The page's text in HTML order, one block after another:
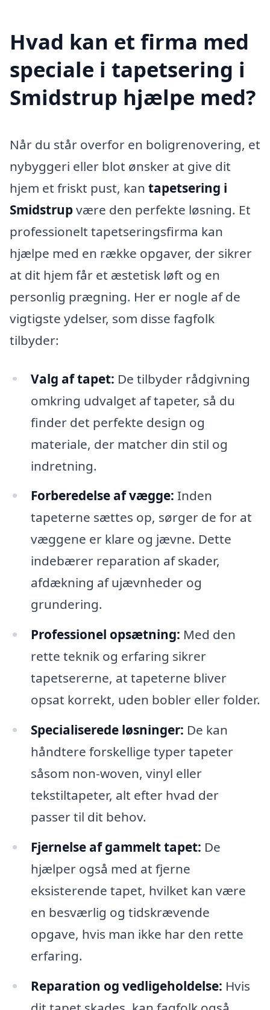
Hvad kan et firma med
speciale i tapetsering i
Smidstrup hjælpe med?
Når du står overfor en boligrenovering, et
nybyggeri eller blot ønsker at give dit
hjem et friskt pust, kan tapetsering i
Smidstrupvære den perfekte løsning. Et
professionelt tapetseringsfirma kan
hjælpe med en række opgaver, der sikrer
at dit hjem får et æstetisk løft og en
personlig prægning. Her er nogle af de
vigtigste ydelser, som disse fagfolk
tilbyder:
Valg af tapet: De tilbyder rådgivning
omkring udvalget af tapeter, så du
finder det perfekte design og
materiale, der matcher din stil og
indretning.
Forberedelse af vægge: Inden
tapeterne sættes op, sørger de for at
væggene er klare og jævne. Dette
indebærer reparation af skader,
afdækning af ujævnheder og
grundering.
Professionel opsætning: Med den
rette teknik og erfaring sikrer
tapetsererne, at tapeterne bliver
opsat korrekt, uden bobler eller folder.
Specialiserede løsninger: De kan
håndtere forskellige typer tapeter
såsom non-woven, vinyl eller
tekstiltapeter, alt efter hvad der
passer til dit behov.
Fjernelse af gammelt tapet: De
hjælper også med at fjerne
eksisterende tapet, hvilket kan være
en besværlig og tidskrævende
opgave, hvis man ikke har den rette
erfaring.
Reparation og vedligeholdelse: Hvis